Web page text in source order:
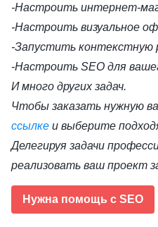
-Настроить интернет-
-Настроить визуальное
-Запустить контекстную
-Настроить SEO для
И много других задач.
Чтобы заказать нужную
ссылке и выберите
Делегируя задачи
реализовать ваш проект
Нужна помощь с SEO